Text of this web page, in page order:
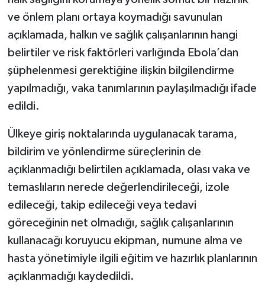
ve önlem planı ortaya koymadığı savunulan
açıklamada, halkın ve sağlık çalışanlarının hangi
belirtiler ve risk faktörleri varlığında Ebola’dan
şüphelenmesi gerektiğine ilişkin bilgilendirme
yapılmadığı, vaka tanımlarının paylaşılmadığı ifade
edildi.
Ülkeye giriş noktalarında uygulanacak tarama,
bildirim ve yönlendirme süreçlerinin de
açıklanmadığı belirtilen açıklamada, olası vaka ve
temaslıların nerede değerlendirileceği, izole
edileceği, takip edileceği veya tedavi
göreceğinin net olmadığı, sağlık çalışanlarının
kullanacağı koruyucu ekipman, numune alma ve
hasta yönetimiyle ilgili eğitim ve hazırlık planlarının
açıklanmadığı kaydedildi.